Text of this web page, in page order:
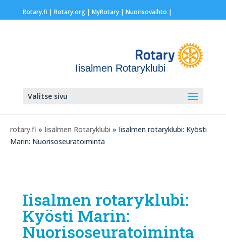
Rotary.fi | Rotary.org| MyRotary | Nuorisovaihto |
Iisalmen Rotaryklubi
Valitse sivu
rotary.fi » Iisalmen Rotaryklubi » Iisalmen rotaryklubi: Kyösti
Marin: Nuorisoseuratoiminta
Iisalmen rotaryklubi:
Kyösti Marin:
Nuorisoseuratoiminta